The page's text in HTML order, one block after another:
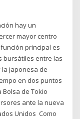
hay un
mayor centro
principal es
bursátiles entre las
la japonesa de
en dos puntos
Bolsa de Tokio
ante la nueva
Unidos Como